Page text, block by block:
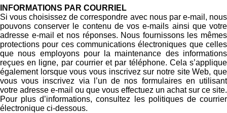
INFORMATIONS PAR COURRIEL
Si vous choisissez de correspondre avec nous par e-mail, nous
pouvons conserver le contenu de vos e-mails ainsi que votre
adresse e-mail et nos réponses. Nous fournissons les mêmes
protections pour ces communications électroniques que celles
que nous employons pour la maintenance des informations
reçues en ligne, par courrier et par téléphone. Cela s’applique
également lorsque vous vous inscrivez sur notre site Web, que
vous vous inscrivez via l’un de nos formulaires en utilisant
votre adresse e-mail ou que vous effectuez un achat sur ce site.
Pour plus d’informations, consultez les politiques de courrier
électronique ci-dessous.